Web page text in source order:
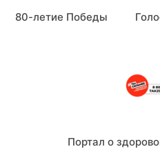
80-летие Победы
Портал о